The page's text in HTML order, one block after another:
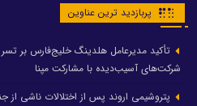
پربازدید ترین عناوین
تأکید مدیرعامل هلدینگ خلیج‌فارس بر
شرکت‌های آسیب‌دیده با مشارکت مپنا